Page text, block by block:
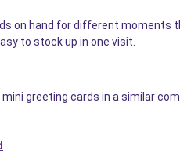
on hand for different moments
to stock up in one visit.
mini greeting cards in a similar